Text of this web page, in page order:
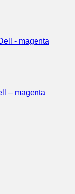
– magenta